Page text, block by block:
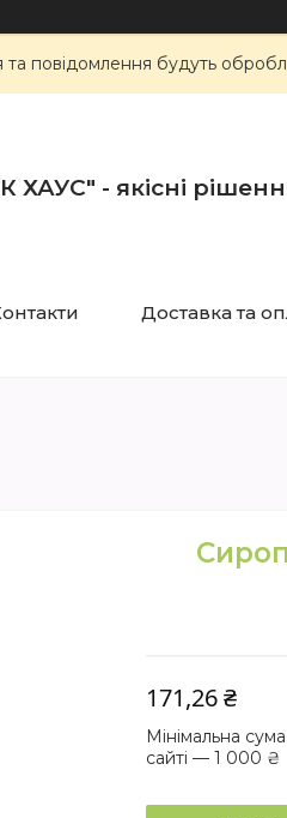
повідомлення будуть
ХАУС" - якісні
Доставка та
171,26 ₴
Мінімальна
сайті — 1 000 ₴